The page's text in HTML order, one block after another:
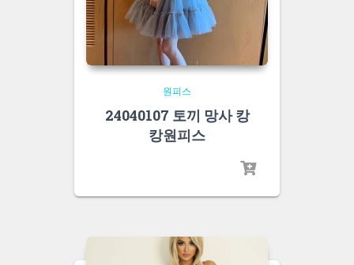
원피스
24040107 토끼 망사 캉
캉원피스